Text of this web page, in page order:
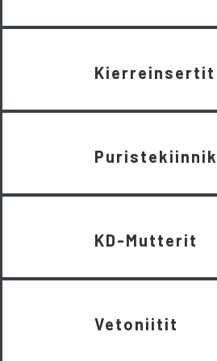
Kierreinsertit
KD-Mutterit
Vetoniitit